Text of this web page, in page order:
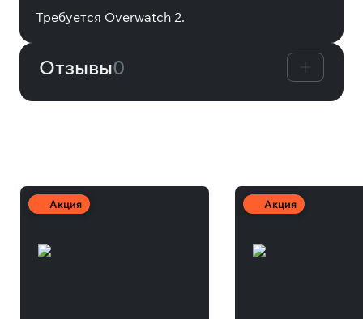
Требуется Overwatch 2.
Отзывы0
Акция Акция